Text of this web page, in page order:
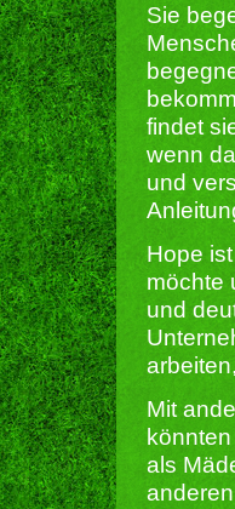
Sie
findet
wenn
und
Hope
möchte
und
Mit
als